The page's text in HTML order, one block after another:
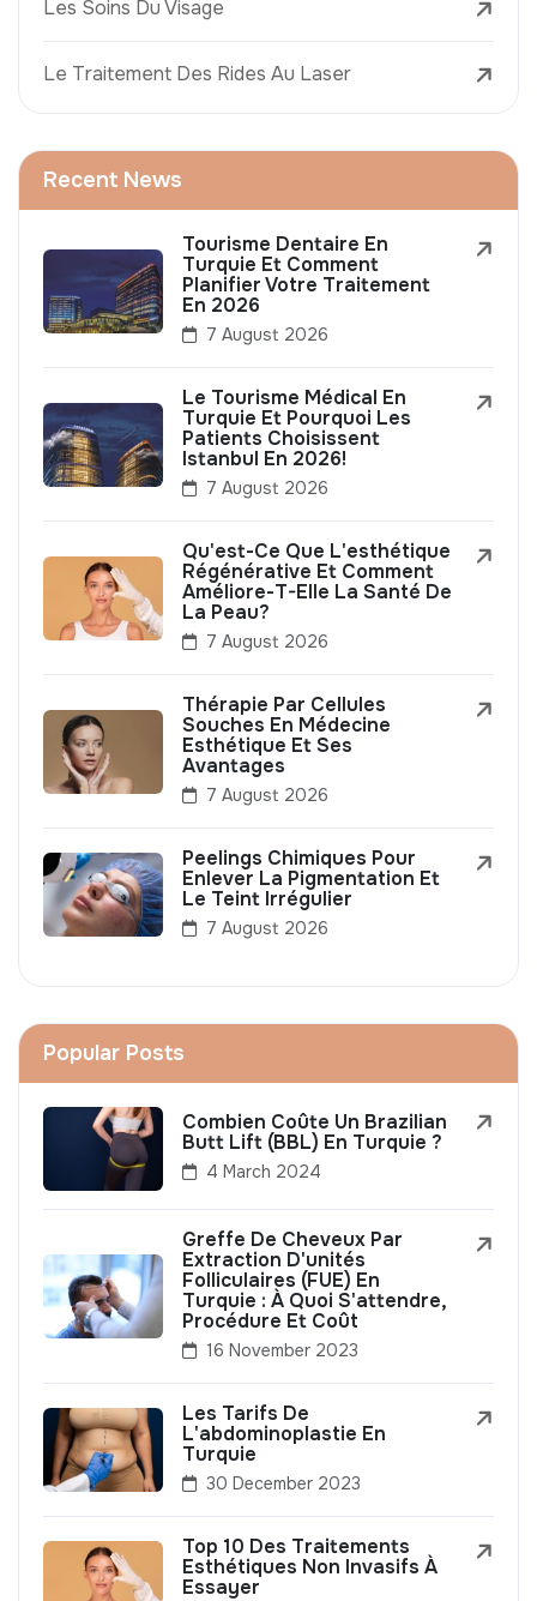
Les Soins Du Visage
Le Traitement Des Rides Au Laser
Recent News
Tourisme Dentaire En
Turquie Et Comment
Planifier Votre Traitement
En 2026
7 August 2026
Le Tourisme Médical En
Turquie Et Pourquoi Les
Patients Choisissent
Istanbul En 2026!
7 August 2026
Qu'est-Ce Que L'esthétique
Régénérative Et Comment
Améliore-T-Elle La Santé De
La Peau?
7 August 2026
Thérapie Par Cellules
Souches En Médecine
Esthétique Et Ses
Avantages
7 August 2026
Peelings Chimiques Pour
Enlever La Pigmentation Et
Le Teint Irrégulier
7 August 2026
Popular Posts
Combien Coûte Un Brazilian
Butt Lift (BBL) En Turquie ?
4 March 2024
Greffe De Cheveux Par
Extraction D'unités
Folliculaires (FUE) En
Turquie : À Quoi S'attendre,
Procédure Et Coût
16 November 2023
Les Tarifs De
L'abdominoplastie En
Turquie
30 December 2023
Top 10 Des Traitements
Esthétiques Non Invasifs À
Essayer